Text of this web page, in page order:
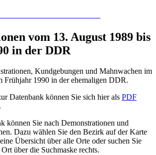
vom 13. August 1989 bis
in der DDR
Kundgebungen und Mahnwachen im
Frühjahr 1990 in der ehemaligen DDR.
Datenbank können Sie sich hier als PDF
.
können Sie nach Demonstrationen und
Dazu wählen Sie den Bezirk auf der Karte
Übersicht über alle Orte oder suchen Sie
über die Suchmaske rechts.